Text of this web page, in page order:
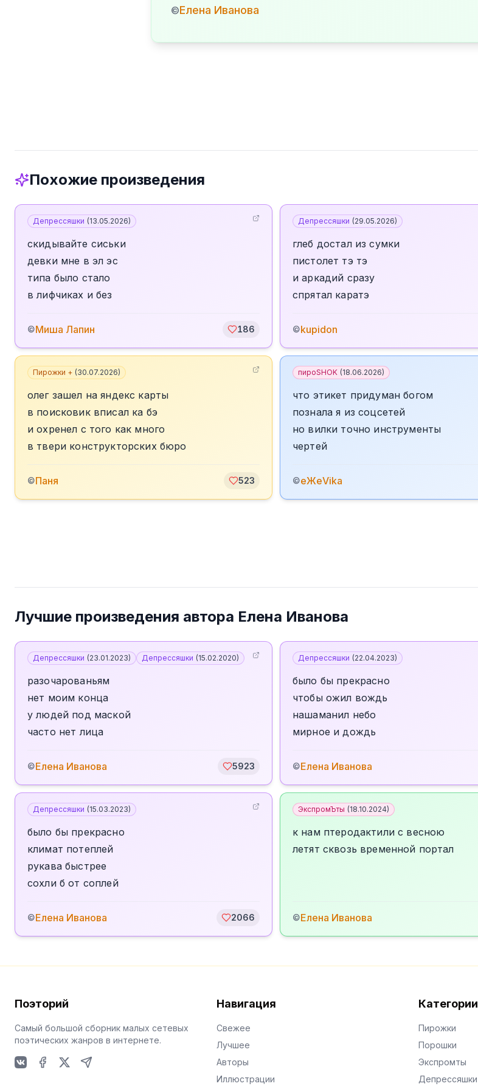
©Елена Иванова
Похожие произведения
Депрессяшки (13.05.2026)
скидывайте сиськи
девки мне в эл эс
типа было стало
в лифчиках и без
©Миша Лапин 186
Депрессяшки (29.05.2026)
глеб достал из сумки
пистолет тэ тэ
и аркадий сразу
спрятал каратэ
©kupidon
Пирожки + (30.07.2026)
олег зашел на яндекс карты
в поисковик вписал ка бэ
и охренел с того как много
в твери конструкторских бюро
©Паня 523
пироSHOK (18.06.2026)
что этикет придуман богом
познала я из соцсетей
но вилки точно инструменты
чертей
©еЖеVika
Лучшие произведения автора Елена Иванова
Депрессяшки (23.01.2023) Депрессяшки (15.02.2020)
разочарованьям
нет моим конца
у людей под маской
часто нет лица
©Елена Иванова 5923
Депрессяшки (22.04.2023)
было бы прекрасно
чтобы ожил вождь
нашаманил небо
мирное и дождь
©Елена Иванова
Депрессяшки (15.03.2023)
было бы прекрасно
климат потеплей
рукава быстрее
сохли б от соплей
©Елена Иванова 2066
ЭкспромЪты (18.10.2024)
к нам птеродактили с весною
летят сквозь временной портал
©Елена Иванова
Поэторий
Самый большой сборник малых сетевых
поэтических жанров в интернете.
Навигация
Свежее
Лучшее
Авторы
Иллюстрации
Категории
Пирожки
Порошки
Экспромты
Депрессяшки